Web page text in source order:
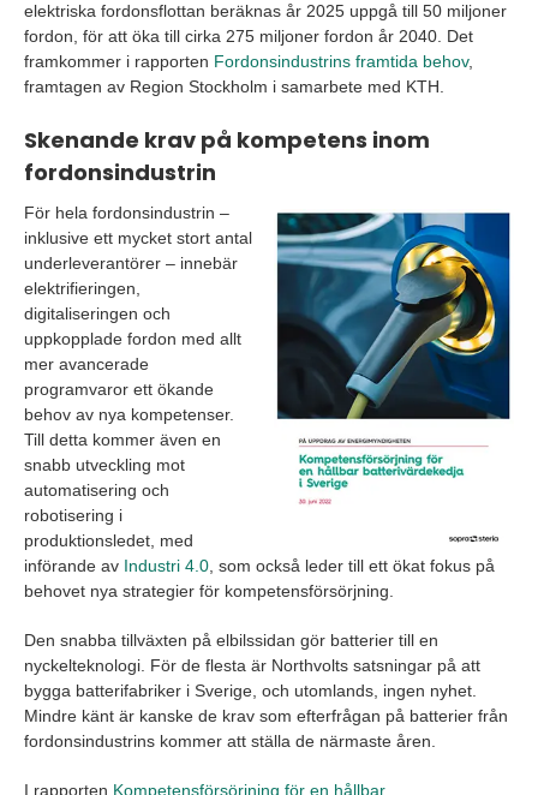
elektriska fordonsflottan beräknas år 2025 uppgå till 50 miljoner
fordon, för att öka till cirka 275 miljoner fordon år 2040. Det
framkommer i rapporten Fordonsindustrins framtida behov,
framtagen av Region Stockholm i samarbete med KTH.
Skenande krav på kompetens inom
fordonsindustrin
För hela fordonsindustrin –
inklusive ett mycket stort antal
underleverantörer – innebär
elektrifieringen,
digitaliseringen och
uppkopplade fordon med allt
mer avancerade
programvaror ett ökande
behov av nya kompetenser.
Till detta kommer även en
snabb utveckling mot
automatisering och
robotisering i
produktionsledet, med
införande av Industri 4.0, som också leder till ett ökat fokus på
behovet nya strategier för kompetensförsörjning.
Den snabba tillväxten på elbilssidan gör batterier till en
nyckelteknologi. För de flesta är Northvolts satsningar på att
bygga batterifabriker i Sverige, och utomlands, ingen nyhet.
Mindre känt är kanske de krav som efterfrågan på batterier från
fordonsindustrins kommer att ställa de närmaste åren.
I rapporten Kompetensförsörjning för en hållbar